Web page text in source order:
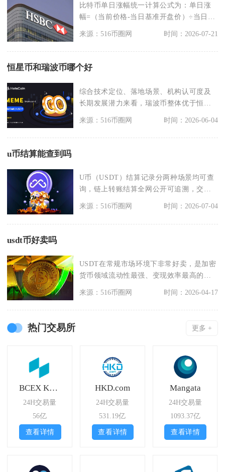
比特币单日涨幅统一计算公式为：单日涨
幅=（当前价格-当日基准开盘价）÷当日基
来源：516币圈网 时间：2026-07-21
恒星币和瑞波币哪个好
综合技术定位、落地场景、机构认可度及
长期发展潜力来看，瑞波币整体优于恒星
来源：516币圈网 时间：2026-06-04
u币结算能查到吗
U币（USDT）结算记录分两种场景均可查
询，链上转账结算全网公开可追溯，交易
所内部撮合结算
来源：516币圈网 时间：2026-07-04
usdt币好卖吗
USDT在常规市场环境下非常好卖，是加密
货币领域流动性最强、变现效率最高的资
来源：516币圈网 时间：2026-04-17
热门交易所 更多 +
BCEX Korea
24H交易量
56亿
查看详情
HKD.com
24H交易量
531.19亿
查看详情
Mangata
24H交易量
1093.37亿
查看详情